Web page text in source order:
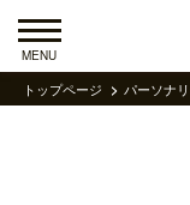
MENU
トップページ パーソナ